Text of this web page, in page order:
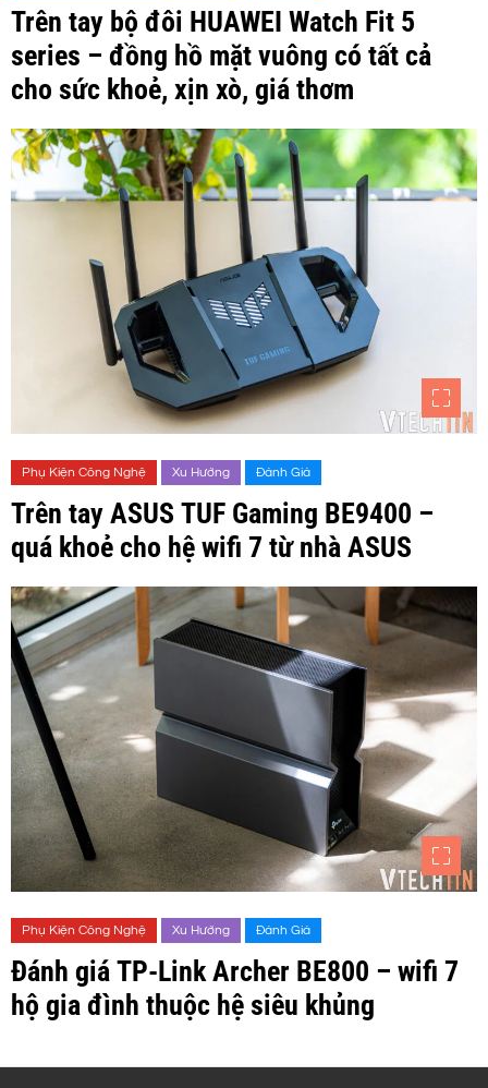
Trên tay bộ đôi HUAWEI Watch Fit 5
series – đồng hồ mặt vuông có tất cả
cho sức khoẻ, xịn xò, giá thơm
Phụ Kiện Công Nghệ Xu Hướng Đánh Giá
Trên tay ASUS TUF Gaming BE9400 –
quá khoẻ cho hệ wifi 7 từ nhà ASUS
Phụ Kiện Công Nghệ Xu Hướng Đánh Giá
Đánh giá TP-Link Archer BE800 – wifi 7
hộ gia đình thuộc hệ siêu khủng